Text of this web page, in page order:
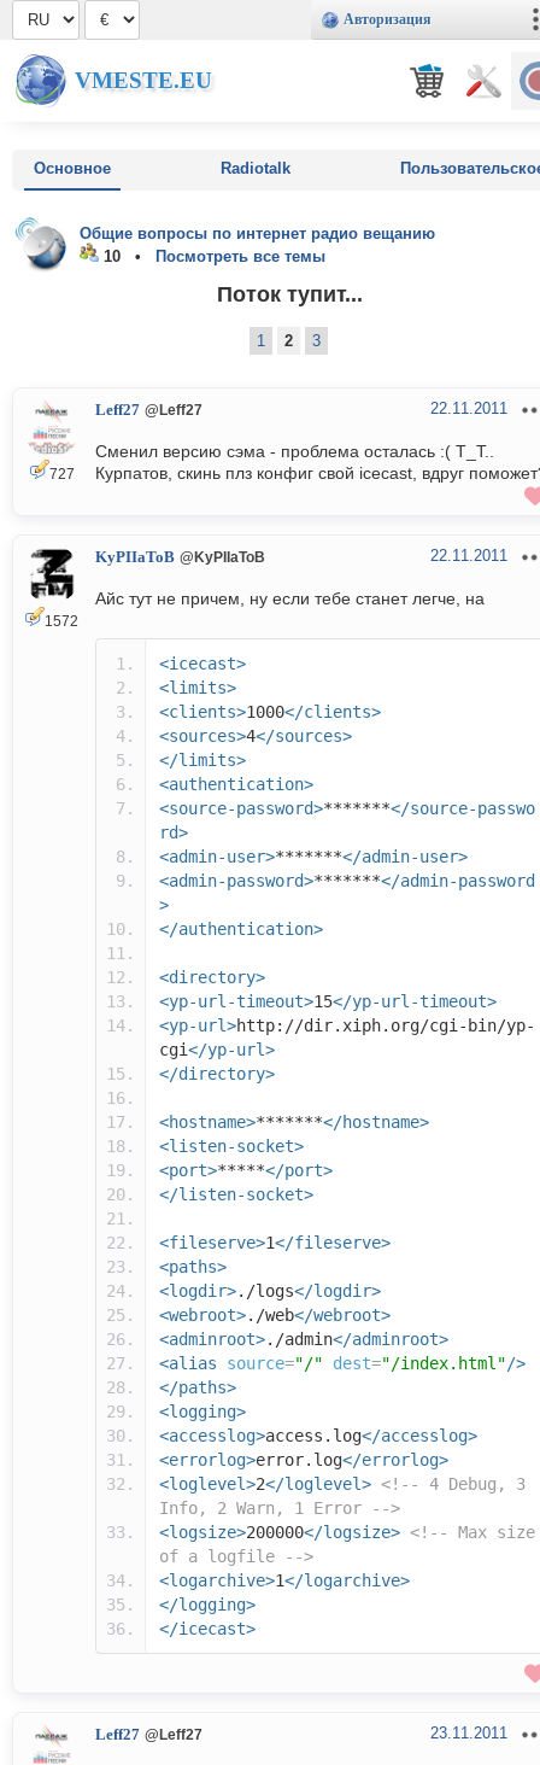
Авторизация
VMESTE.EU
Основное Radiotalk
Общие вопросы по интернет радио вещанию
10 •
Посмотреть все темы
Поток тупит...
1 2 3
727
Leff27 @Leff27 22.11.2011
Сменил версию сэма - проблема осталась :( T_T..
Курпатов, скинь плз конфиг свой icecast, вдруг
1572
KyPIIaToB @KyPIIaToB 22.11.2011
Айс тут не причем, ну если тебе станет легче, на
<icecast>
<limits>
<clients>1000</clients>
<sources>4</sources>
</limits>
<authentication>
<source-password>*******</source-passwo
rd>
<admin-user>*******</admin-user>
<admin-password>*******</admin-password
>
</authentication>
<directory>
<yp-url-timeout>15</yp-url-timeout>
<yp-url>http://dir.xiph.org/cgi-bin/yp-
cgi</yp-url>
</directory>
<hostname>*******</hostname>
<listen-socket>
<port>*****</port>
</listen-socket>
<fileserve>1</fileserve>
<paths>
<logdir>./logs</logdir>
<webroot>./web</webroot>
<adminroot>./admin</adminroot>
<alias
source="/" dest="/index.html"/>
</paths>
<logging>
<accesslog>access.log</accesslog>
<errorlog>error.log</errorlog>
<loglevel>2</loglevel> <!-- 4 Debug, 3
Info, 2 Warn, 1 Error -->
<logsize>200000</logsize> <!-- Max size
of a logfile -->
<logarchive>1</logarchive>
</logging>
</icecast>
Leff27 @Leff27 23.11.2011